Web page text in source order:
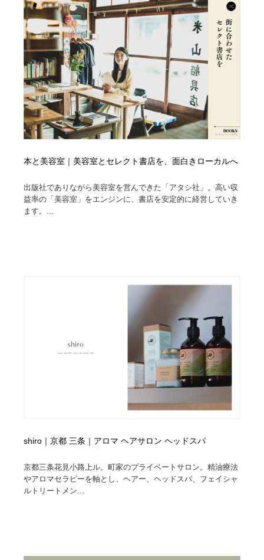
本と美容室｜美容室とセレクト書店を、面白きローカルへ
出版社でありながら美容室を営んできた「アタシ社」。高い収
益率の「美容室」をエンジンに、書店を安定的に経営していき
ます。...
shiro｜京都 三条｜アロマ ヘアサロン ヘッドスパ
京都三条花見小路上ル。町家のプライベートサロン。精油療法
やアロマセラピーを軸とし、ヘアー、ヘッドスパ、フェイシャ
ルトリートメン...